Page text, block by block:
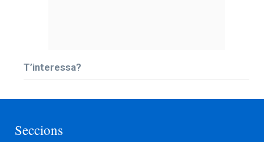
T’interessa?
Seccions